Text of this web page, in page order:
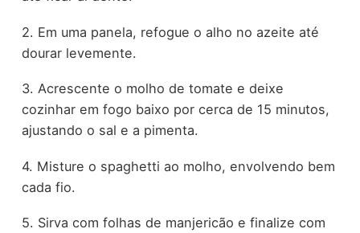
2. Em uma panela, refogue o alho no azeite até
dourar levemente.
3. Acrescente o molho de tomate e deixe
cozinhar em fogo baixo por cerca de 15 minutos,
ajustando o sal e a pimenta.
4. Misture o spaghetti ao molho, envolvendo bem
cada fio.
5. Sirva com folhas de manjericão e finalize com